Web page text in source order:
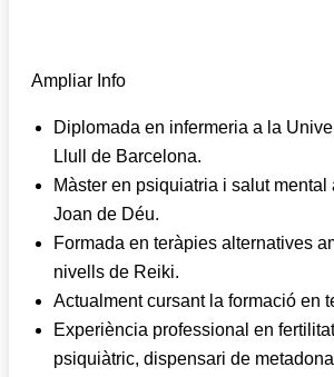
Ampliar Info
Diplomada en infermeria a la
Llull de Barcelona.
Màster en psiquiatria i salut mental
Joan de Déu.
Formada en teràpies alternatives
nivells de Reiki.
Actualment cursant la formació en
Experiència professional en
psiquiàtric, dispensari de